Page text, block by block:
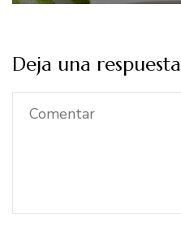
Deja una respuesta